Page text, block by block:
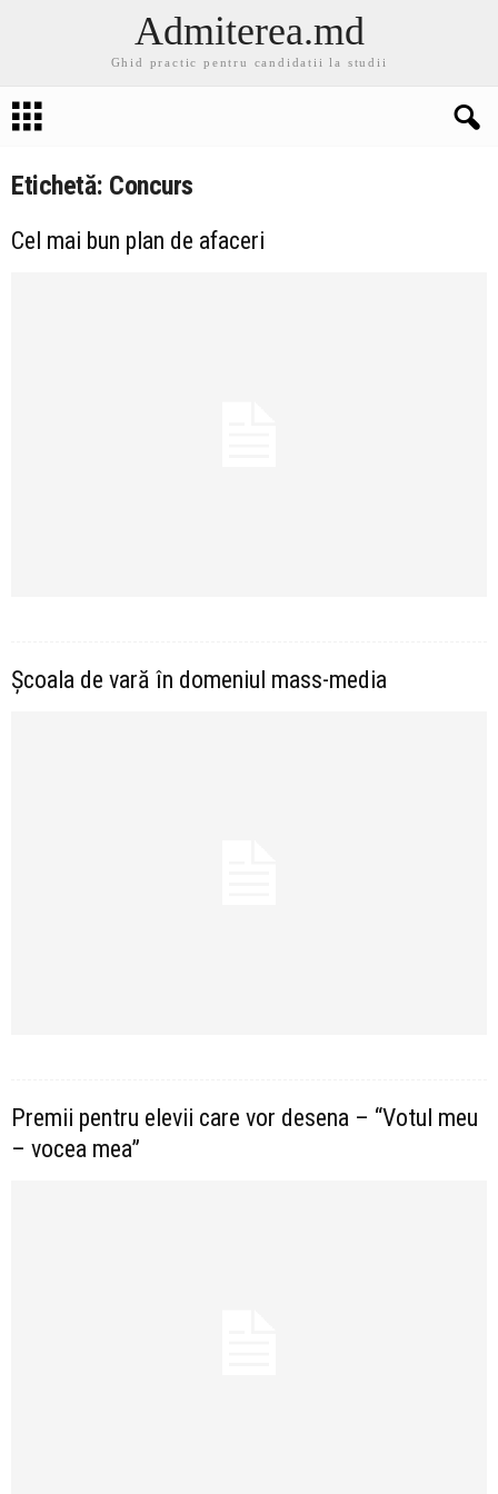
Admiterea.md
Ghid practic pentru candidatii la studii
Etichetă: Concurs
Cel mai bun plan de afaceri
Școala de vară în domeniul mass-media
Premii pentru elevii care vor desena – “Votul meu
– vocea mea”